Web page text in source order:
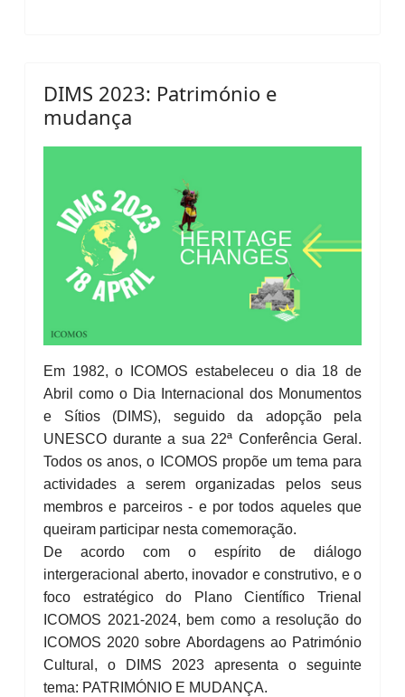
DIMS 2023: Património e
mudança
Em 1982, o ICOMOS estabeleceu o dia 18 de
Abril como o Dia Internacional dos Monumentos
e Sítios (DIMS), seguido da adopção pela
UNESCO durante a sua 22ª Conferência Geral.
Todos os anos, o ICOMOS propõe um tema para
actividades a serem organizadas pelos seus
membros e parceiros - e por todos aqueles que
queiram participar nesta comemoração.
De acordo com o espírito de diálogo
intergeracional aberto, inovador e construtivo, e o
foco estratégico do Plano Científico Trienal
ICOMOS 2021-2024, bem como a resolução do
ICOMOS 2020 sobre Abordagens ao Património
Cultural, o DIMS 2023 apresenta o seguinte
tema: PATRIMÓNIO E MUDANÇA.